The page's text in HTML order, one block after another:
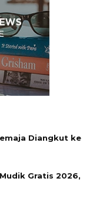
Diangkut ke
Gratis 2026,